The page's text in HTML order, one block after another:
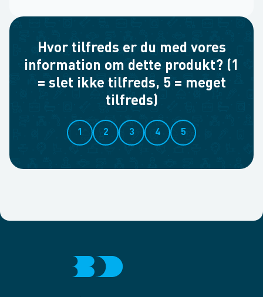
Hvor tilfreds er du med vores
information om dette produkt? (1
= slet ikke tilfreds, 5 = meget
tilfreds)
1 2 3 4 5